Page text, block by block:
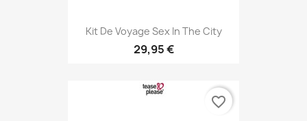
Kit De Voyage Sex In The City
29,95 €
favorite_border